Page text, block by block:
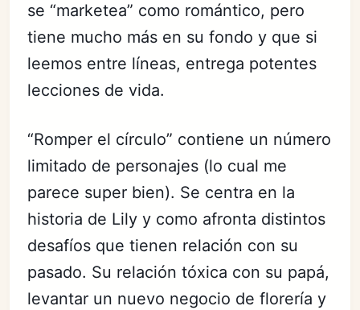
se “marketea” como romántico, pero
tiene mucho más en su fondo y que si
leemos entre líneas, entrega potentes
lecciones de vida.
“Romper el círculo” contiene un número
limitado de personajes (lo cual me
parece super bien). Se centra en la
historia de Lily y como afronta distintos
desafíos que tienen relación con su
pasado. Su relación tóxica con su papá,
levantar un nuevo negocio de florería y